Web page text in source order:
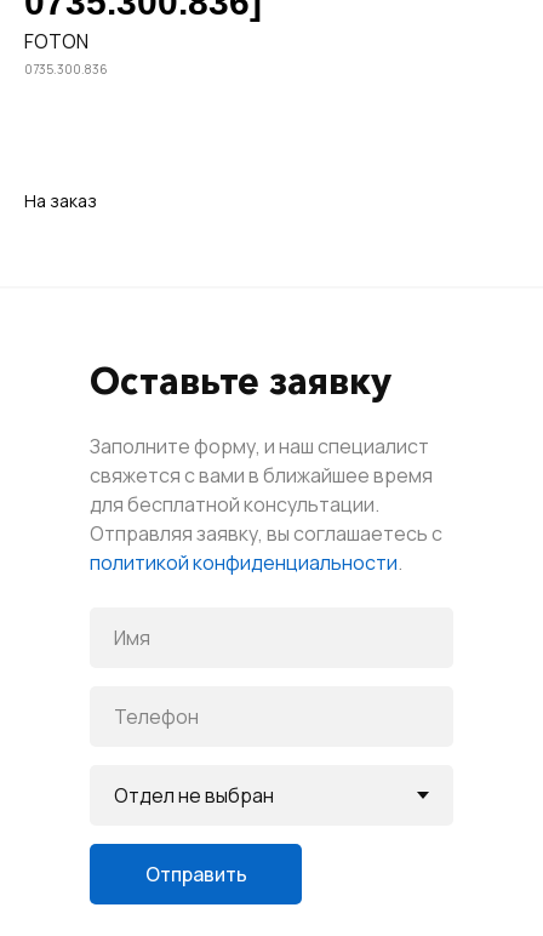
FOTON
0735.300.836
На заказ
Оставьте заявку
Заполните форму, и наш специалист
свяжется с вами в ближайшее время
для бесплатной консультации.
Отправляя заявку, вы соглашаетесь с
политикой конфиденциальности.
Отправить